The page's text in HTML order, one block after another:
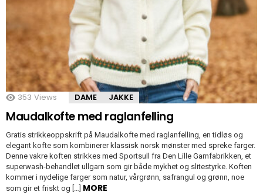
353 Views DAME JAKKE
Maudalkofte med raglanfelling
Gratis strikkeoppskrift på Maudalkofte med raglanfelling, en tidløs og
elegant kofte som kombinerer klassisk norsk mønster med spreke farger.
Denne vakre koften strikkes med Sportsull fra Den Lille Garnfabrikken, et
superwash-behandlet ullgarn som gir både mykhet og slitestyrke. Koften
kommer i nydelige farger som natur, vårgrønn, safrangul og grønn, noe
som gir et friskt og […] MORE